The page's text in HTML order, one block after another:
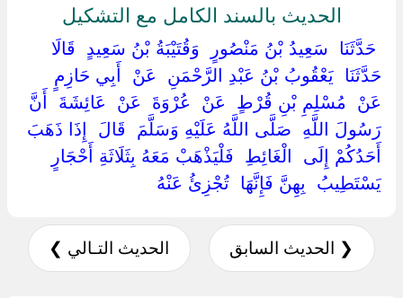
الحديث بالسند الكامل مع التشكيل
‏ ‏حَدَّثَنَا ‏ ‏سَعِيدُ بْنُ مَنْصُورٍ ‏ ‏وَقُتَيْبَةُ بْنُ سَعِيدٍ ‏ ‏قَالَا
حَدَّثَنَا ‏ ‏يَعْقُوبُ بْنُ عَبْدِ الرَّحْمَنِ ‏ ‏عَنْ ‏ ‏أَبِي حَازِمٍ ‏
‏عَنْ ‏ ‏مُسْلِمِ بْنِ قُرْطٍ ‏ ‏عَنْ ‏ ‏عُرْوَةَ ‏ ‏عَنْ ‏ ‏عَائِشَةَ ‏ ‏أَنَّ
رَسُولَ اللَّهِ ‏ ‏صَلَّى اللَّهُ عَلَيْهِ وَسَلَّمَ ‏ ‏قَالَ ‏ ‏إِذَا ذَهَبَ
أَحَدُكُمْ إِلَى ‏ ‏الْغَائِطِ ‏ ‏فَلْيَذْهَبْ مَعَهُ بِثَلَاثَةِ أَحْجَارٍ ‏
‏يَسْتَطِيبُ ‏ ‏بِهِنَّ فَإِنَّهَا ‏ ‏تُجْزِئُ عَنْهُ ‏
❮ الحديث السابق الحديث التـالي ❯